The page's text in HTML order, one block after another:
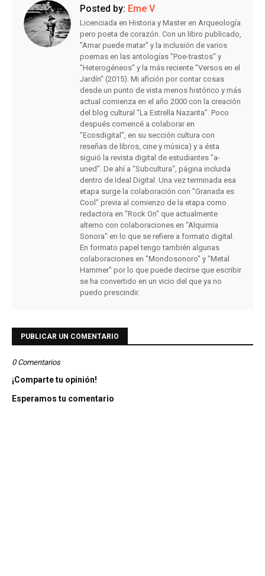
Posted by: Eme V
Licenciada en Historia y Master en Arqueología
pero poeta de corazón. Con un libro publicado,
"Amar puede matar" y la inclusión de varios
poemas en las antologías "Poe-trastos" y
"Heterogéneos" y la más reciente "Versos en el
Jardín" (2015). Mi afición por contar cosas
desde un punto de vista menos histórico y más
actual comienza en el año 2000 con la creación
del blog cultural "La Estrella Nazarita". Poco
después comencé a colaborar en
"Ecosdigital", en su sección cultura con
reseñas de libros, cine y música) y a ésta
siguió la revista digital de estudiantes "a-
uned". De ahí a "Subcultura", página incluida
dentro de Ideal Digital. Una vez terminada esa
etapa surge la colaboración con "Granada es
Cool" previa al comienzo de la etapa como
redactora en "Rock On" que actualmente
alterno con colaboraciones en "Alquimia
Sonora" en lo que se refiere a formato digital.
En formato papel tengo también algunas
colaboraciones en "Mondosonoro" y "Metal
Hammer" por lo que puede decirse que escribir
se ha convertido en un vicio del que ya no
puedo prescindir.
PUBLICAR UN COMENTARIO
0 Comentarios
¡Comparte tu opinión!
Esperamos tu comentario